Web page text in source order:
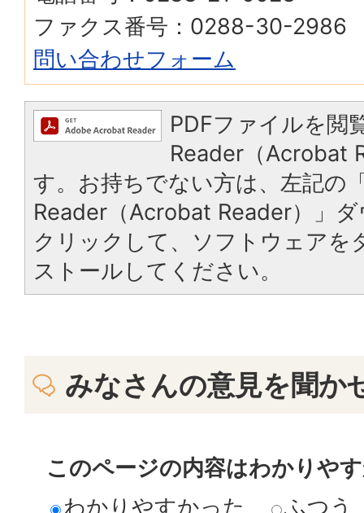
ファクス番号：0288-30-2986
問い合わせフォーム
PDFファイルを閲
Reader（Acrobat
す。お持ちでない方は、左記の
Reader（Acrobat Reader）」
クリックして、ソフトウェアを
ストールしてください。
みなさんの意見を聞か
このページの内容はわかりや
わかりやすかった
ふつう